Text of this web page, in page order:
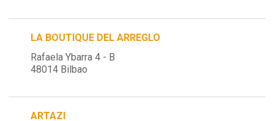
LA BOUTIQUE DEL ARREGLO
Rafaela Ybarra 4 - B
48014 Bilbao
ARTAZI